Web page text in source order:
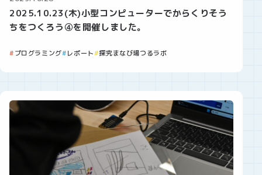
2025.10.23(木)小型コンピューターでからくりそう
ちをつくろう④を開催しました。
プログラミング レポート 探究まなび場つるラボ